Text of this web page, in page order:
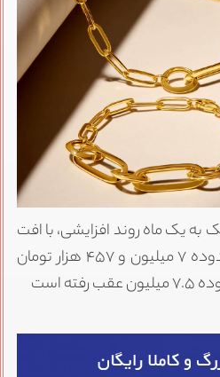
به یک ماه روند افزایشی، با افت
قیمت مواجه شد و در محدوده ۷ میلیون و ۴۵۷ هزار تومان
است